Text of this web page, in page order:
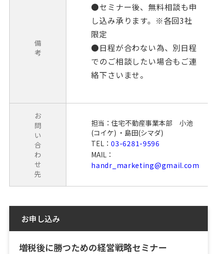
備
考
●セミナー後、無料相談も申
し込み承ります。※各回3社
限定
●日程が合わない為、別日程
でのご相談したい場合もご連
絡下さいませ。
お
問
い
合
わ
せ
先
担当：住宅不動産事業本部 小池
(コイケ) ・島田(シマダ)
TEL：03-6281-9596
MAIL：
handr_marketing@gmail.com
お申し込み
増税後に勝つための経営戦略セミナー